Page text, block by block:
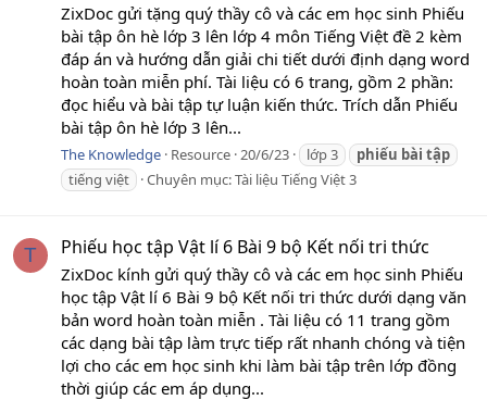
ZixDoc gửi tặng quý thầy cô và các em học sinh Phiếu
bài tập ôn hè lớp 3 lên lớp 4 môn Tiếng Việt đề 2 kèm
đáp án và hướng dẫn giải chi tiết dưới định dạng word
hoàn toàn miễn phí. Tài liệu có 6 trang, gồm 2 phần:
đọc hiểu và bài tập tự luận kiến thức. Trích dẫn Phiếu
bài tập ôn hè lớp 3 lên...
The Knowledge Resource 20/6/23 lớp 3 phiếu bài tập
tiếng việt
Chuyên mục:Tài liệu Tiếng Việt 3
T Phiếu học tập Vật lí 6 Bài 9 bộ Kết nối tri thức
ZixDoc kính gửi quý thầy cô và các em học sinh Phiếu
học tập Vật lí 6 Bài 9 bộ Kết nối tri thức dưới dạng văn
bản word hoàn toàn miễn . Tài liệu có 11 trang gồm
các dạng bài tập làm trực tiếp rất nhanh chóng và tiện
lợi cho các em học sinh khi làm bài tập trên lớp đồng
thời giúp các em áp dụng...